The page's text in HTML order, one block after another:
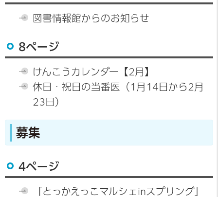
図書情報館からのお知らせ
8ページ
けんこうカレンダー【2月】
休日・祝日の当番医（1月14日から2月
23日）
募集
4ページ
「とっかえっこマルシェinスプリング」